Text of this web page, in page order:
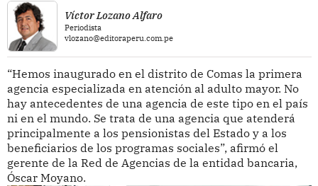
Víctor Lozano Alfaro
Periodista
vlozano@editoraperu.com.pe
“Hemos inaugurado en el distrito de Comas la primera
agencia especializada en atención al adulto mayor. No
hay antecedentes de una agencia de este tipo en el país
ni en el mundo. Se trata de una agencia que atenderá
principalmente a los pensionistas del Estado y a los
beneficiarios de los programas sociales”, afirmó el
gerente de la Red de Agencias de la entidad bancaria,
Óscar Moyano.